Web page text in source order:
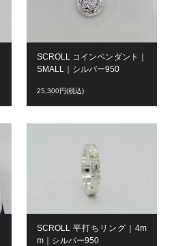
SCROLL コインペンダント｜
SMALL｜シルバー950
25,300円(税込)
SCROLL 平打ちリング｜4m
m｜シルバー950